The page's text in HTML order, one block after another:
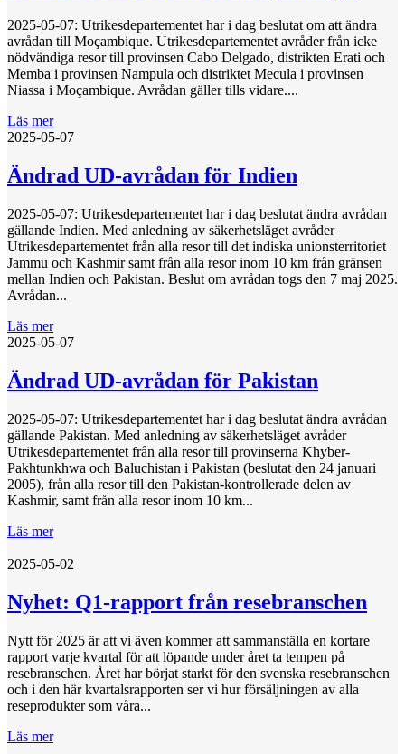
2025-05-07: Utrikesdepartementet har i dag beslutat om att ändra
avrådan till Moçambique. Utrikesdepartementet avråder från icke
nödvändiga resor till provinsen Cabo Delgado, distrikten Erati och
Memba i provinsen Nampula och distriktet Mecula i provinsen
Niassa i Moçambique. Avrådan gäller tills vidare....
Läs mer
2025-05-07
Ändrad UD-avrådan för Indien
2025-05-07: Utrikesdepartementet har i dag beslutat ändra avrådan
gällande Indien. Med anledning av säkerhetsläget avråder
Utrikesdepartementet från alla resor till det indiska unionsterritoriet
Jammu och Kashmir samt från alla resor inom 10 km från gränsen
mellan Indien och Pakistan. Beslut om avrådan togs den 7 maj 2025.
Avrådan...
Läs mer
2025-05-07
Ändrad UD-avrådan för Pakistan
2025-05-07: Utrikesdepartementet har i dag beslutat ändra avrådan
gällande Pakistan. Med anledning av säkerhetsläget avråder
Utrikesdepartementet från alla resor till provinserna Khyber-
Pakhtunkhwa och Baluchistan i Pakistan (beslutat den 24 januari
2005), från alla resor till den Pakistan-kontrollerade delen av
Kashmir, samt från alla resor inom 10 km...
Läs mer
2025-05-02
Nyhet: Q1-rapport från resebranschen
Nytt för 2025 är att vi även kommer att sammanställa en kortare
rapport varje kvartal för att löpande under året ta tempen på
resebranschen. Året har börjat starkt för den svenska resebranschen
och i den här kvartalsrapporten ser vi hur försäljningen av alla
reseprodukter som våra...
Läs mer